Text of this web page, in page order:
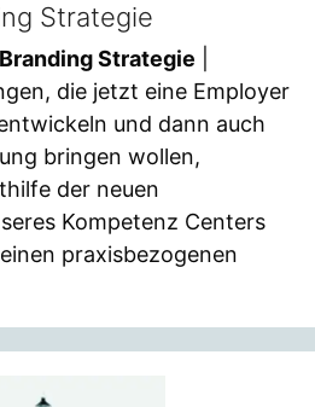
Strategie
Strategie
die jetzt eine Employer
und dann auch
bringen wollen,
der neuen
Kompetenz Centers
praxisbezogenen